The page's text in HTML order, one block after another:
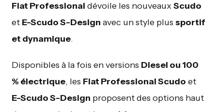
Fiat Professional dévoile les nouveaux Scudo
et E-Scudo S-Design avec un style plus sportif
et dynamique.
Disponibles à la fois en versions Diesel ou 100
% électrique, les Fiat Professional Scudo et
E-Scudo S-Design proposent des options haut